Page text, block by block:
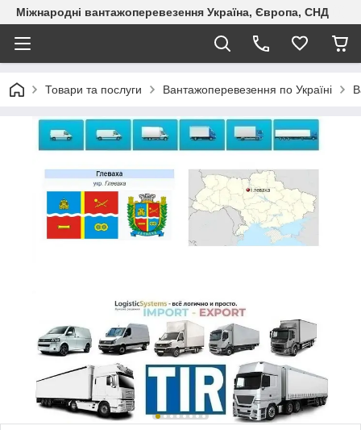
Міжнародні вантажоперевезення Україна, Європа, СНД
Товари та послуги Вантажоперевезення по Україні